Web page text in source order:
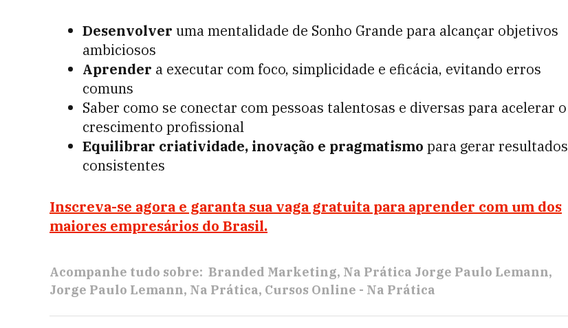
Desenvolver uma mentalidade de Sonho Grande para alcançar objetivos
ambiciosos
Aprender a executar com foco, simplicidade e eficácia, evitando erros
comuns
Saber como se conectar com pessoas talentosas e diversas para acelerar o
crescimento profissional
Equilibrar criatividade, inovação e pragmatismo para gerar resultados
consistentes
Inscreva-se agora e garanta sua vaga gratuita para aprender com um dos
maiores empresários do Brasil.
Acompanhe tudo sobre: Branded Marketing Na Prática Jorge Paulo Lemann
Jorge Paulo Lemann Na Prática Cursos Online - Na Prática